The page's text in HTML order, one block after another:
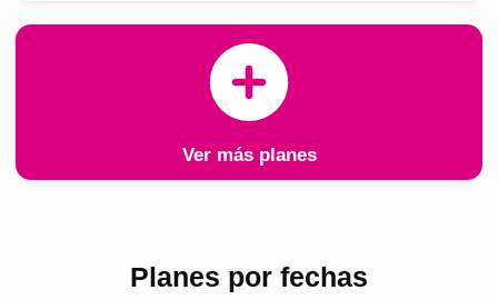
Ver más planes
Planes por fechas